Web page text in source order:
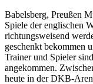
Babelsberg, Preußen
Spiele der englischen
richtungsweisend
geschenkt bekommen
Trainer und Spieler
angekommen.
heute in der DKB-